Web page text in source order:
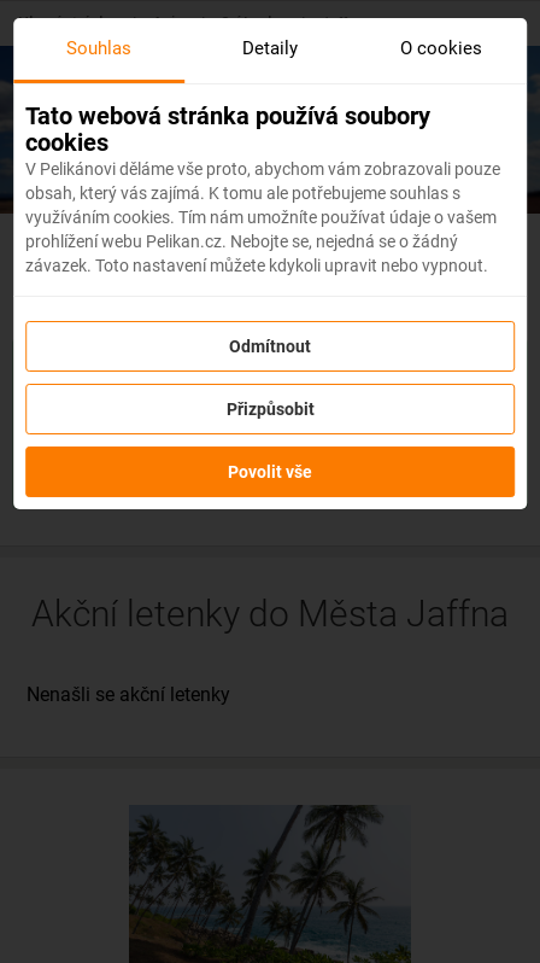
Skip
content
Hlavní stránka / Asie / Srí Lanka / Jaffna
Levné letenkyJaffna
Srí Lanka - Flexibilní letenky
rezervace, jako jedatum, destinace nebo dokonce cestující,a
bez udání důvodu!
služby obdržítekredit až ve výši 80 % ceny rezervacena
během procesu rezervace letenky.
Akční letenky do Města Jaffna
Souhlas Detaily O cookies
Tato webová stránka používá soubory
cookies
V Pelikánovi děláme vše proto, abychom vám zobrazovali pouze
obsah, který vás zajímá. K tomu ale potřebujeme souhlas s
využíváním cookies. Tím nám umožníte používat údaje o vašem
prohlížení webu Pelikan.cz. Nebojte se, nejedná se o žádný
závazek. Toto nastavení můžete kdykoli upravit nebo vypnout.
Odmítnout
Přizpůsobit
Povolit vše